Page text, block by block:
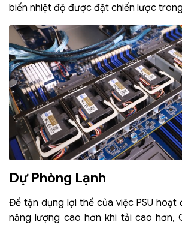
biến nhiệt độ được đặt chiến lược
Dự Phòng Lạnh
Để tận dụng lợi thế của việc PSU hoạt
năng lượng cao hơn khi tải cao hơn,